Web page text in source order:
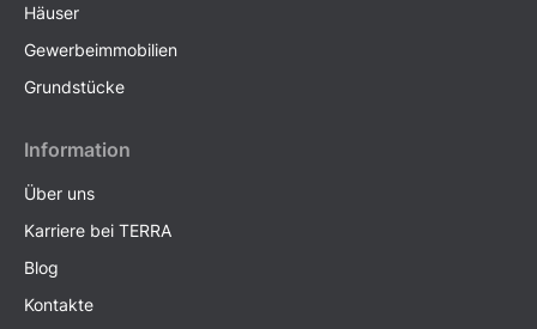
Häuser
Gewerbeimmobilien
Grundstücke
Information
Über uns
Karriere bei TERRA
Blog
Kontakte